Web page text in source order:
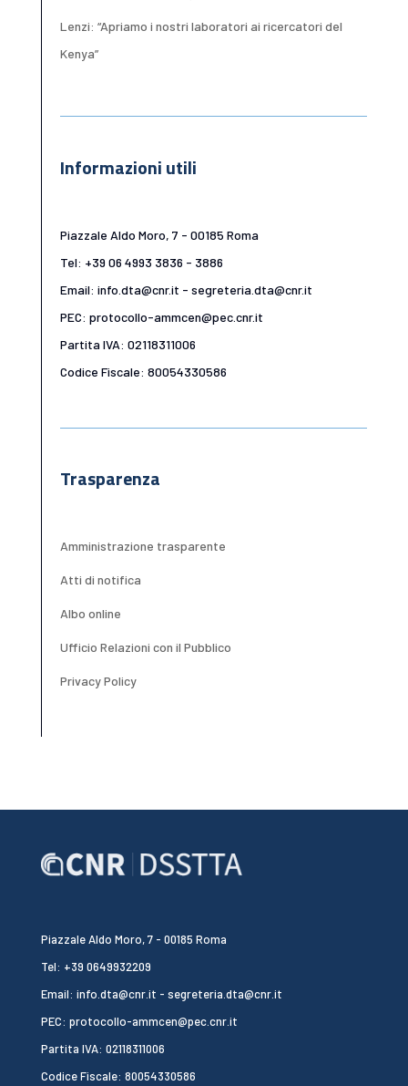
Lenzi: “Apriamo i nostri laboratori ai ricercatori del
Kenya”
Informazioni utili
Piazzale Aldo Moro, 7 - 00185 Roma
Tel: +39 06 4993 3836 - 3886
Email: info.dta@cnr.it - segreteria.dta@cnr.it
PEC: protocollo-ammcen@pec.cnr.it
Partita IVA: 02118311006
Codice Fiscale: 80054330586
Trasparenza
Amministrazione trasparente
Atti di notifica
Albo online
Ufficio Relazioni con il Pubblico
Privacy Policy
Piazzale Aldo Moro, 7 - 00185 Roma
Tel: +39 0649932209
Email: info.dta@cnr.it - segreteria.dta@cnr.it
PEC: protocollo-ammcen@pec.cnr.it
Partita IVA: 02118311006
Codice Fiscale: 80054330586